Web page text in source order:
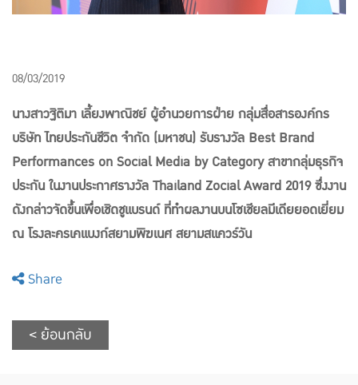
08/03/2019
นางสาวฐิติมา เลี้ยงพาณิชย์ ผู้อำนวยการฝ่าย กลุ่มสื่อสารองค์กร
บริษัท ไทยประกันชีวิต จำกัด (มหาชน) รับรางวัล Best Brand
Performances on Social Media by Category สาขากลุ่มธุรกิจ
ประกัน ในงานประกาศรางวัล Thailand Zocial Award 2019 ซึ่งงาน
ดังกล่าวจัดขึ้นเพื่อเชิดชูแบรนด์ ที่ทำผลงานบนโซเชียลมีเดียยอดเยี่ยม
ณ โรงละครเคแบงก์สยามพิฆเนศ สยามสแควร์วัน
Share
< ย้อนกลับ